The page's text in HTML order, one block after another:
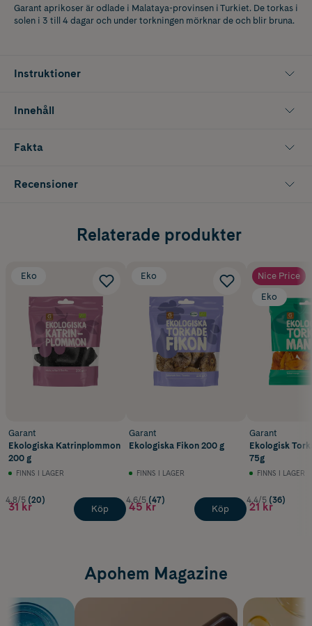
Garant aprikoser är odlade i Malataya-provinsen i Turkiet. De torkas i
solen i 3 till 4 dagar och under torkningen mörknar de och blir bruna.
Instruktioner
Innehåll
Fakta
Recensioner
Relaterade produkter
Eko
Garant
Ekologiska Katrinplommon
200 g
FINNS I LAGER
4.8/5 (20)
31 kr Köp
Eko
Garant
Ekologiska Fikon 200 g
FINNS I LAGER
4.6/5 (47)
45 kr Köp
Nice Price
Eko
Garant
Ekologisk
75g
FINNS I LAGER
4.4/5 (36)
21 kr
Apohem Magazine